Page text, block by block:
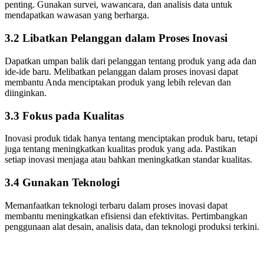
penting. Gunakan survei, wawancara, dan analisis data untuk
mendapatkan wawasan yang berharga.
3.2 Libatkan Pelanggan dalam Proses Inovasi
Dapatkan umpan balik dari pelanggan tentang produk yang ada dan
ide-ide baru. Melibatkan pelanggan dalam proses inovasi dapat
membantu Anda menciptakan produk yang lebih relevan dan
diinginkan.
3.3 Fokus pada Kualitas
Inovasi produk tidak hanya tentang menciptakan produk baru, tetapi
juga tentang meningkatkan kualitas produk yang ada. Pastikan
setiap inovasi menjaga atau bahkan meningkatkan standar kualitas.
3.4 Gunakan Teknologi
Memanfaatkan teknologi terbaru dalam proses inovasi dapat
membantu meningkatkan efisiensi dan efektivitas. Pertimbangkan
penggunaan alat desain, analisis data, dan teknologi produksi terkini.